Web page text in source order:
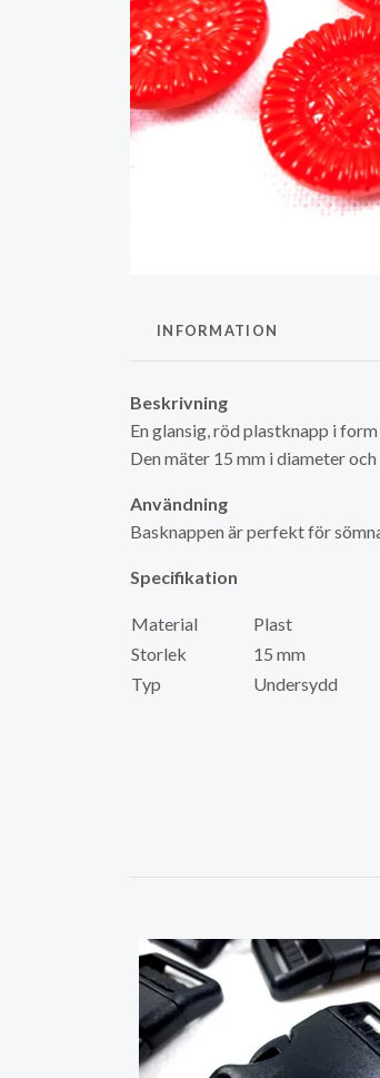
INFORMATION
Beskrivning
En glansig, röd plastknapp i
Den mäter 15 mm i diameter
Användning
Basknappen är perfekt för
Specifikation
Material
Plast
Storlek
15 mm
Typ
Undersydd